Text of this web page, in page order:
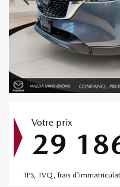
Votre prix
29
TPS, TVQ, frais